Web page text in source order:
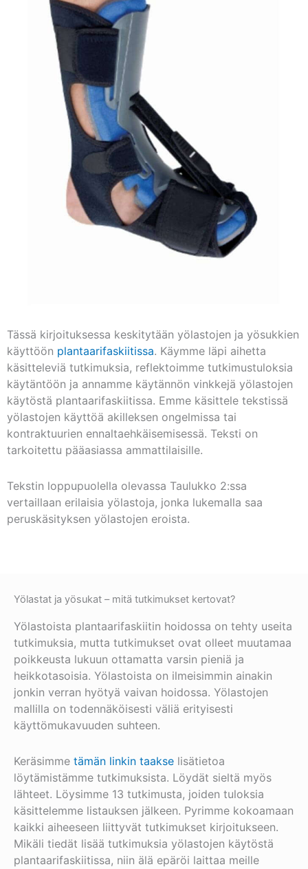
Tässä kirjoituksessa keskitytään yölastojen ja yösukkien
käyttöön plantaarifaskiitissa. Käymme läpi aihetta
käsitteleviä tutkimuksia, reflektoimme tutkimustuloksia
käytäntöön ja annamme käytännön vinkkejä yölastojen
käytöstä plantaarifaskiitissa. Emme käsittele tekstissä
yölastojen käyttöä akilleksen ongelmissa tai
kontraktuurien ennaltaehkäisemisessä. Teksti on
tarkoitettu pääasiassa ammattilaisille.
Tekstin loppupuolella olevassa Taulukko 2:ssa
vertaillaan erilaisia yölastoja, jonka lukemalla saa
peruskäsityksen yölastojen eroista.
Yölastat ja yösukat – mitä tutkimukset kertovat?
Yölastoista plantaarifaskiitin hoidossa on tehty useita
tutkimuksia, mutta tutkimukset ovat olleet muutamaa
poikkeusta lukuun ottamatta varsin pieniä ja
heikkotasoisia. Yölastoista on ilmeisimmin ainakin
jonkin verran hyötyä vaivan hoidossa. Yölastojen
mallilla on todennäköisesti väliä erityisesti
käyttömukavuuden suhteen.
Keräsimme tämän linkin taakse lisätietoa
löytämistämme tutkimuksista. Löydät sieltä myös
lähteet. Löysimme 13 tutkimusta, joiden tuloksia
käsittelemme listauksen jälkeen. Pyrimme kokoamaan
kaikki aiheeseen liittyvät tutkimukset kirjoitukseen.
Mikäli tiedät lisää tutkimuksia yölastojen käytöstä
plantaarifaskiitissa, niin älä epäröi laittaa meille